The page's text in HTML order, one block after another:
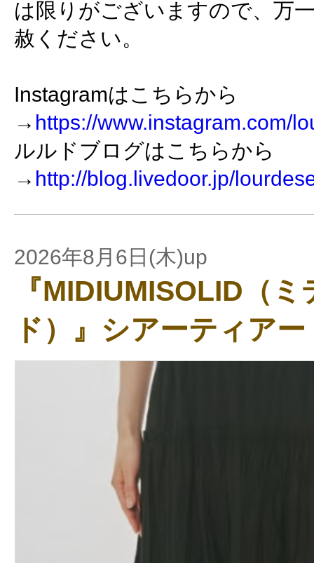
は限りがございますので、万
赦ください。
Instagramはこちらから
→ https://www.instagram.com/
ルルドブログはこちらから
→ http://blog.livedoor.jp/
2026年8月6日(木)up
『MIDIUMISOLID（
ド）』シアーティア